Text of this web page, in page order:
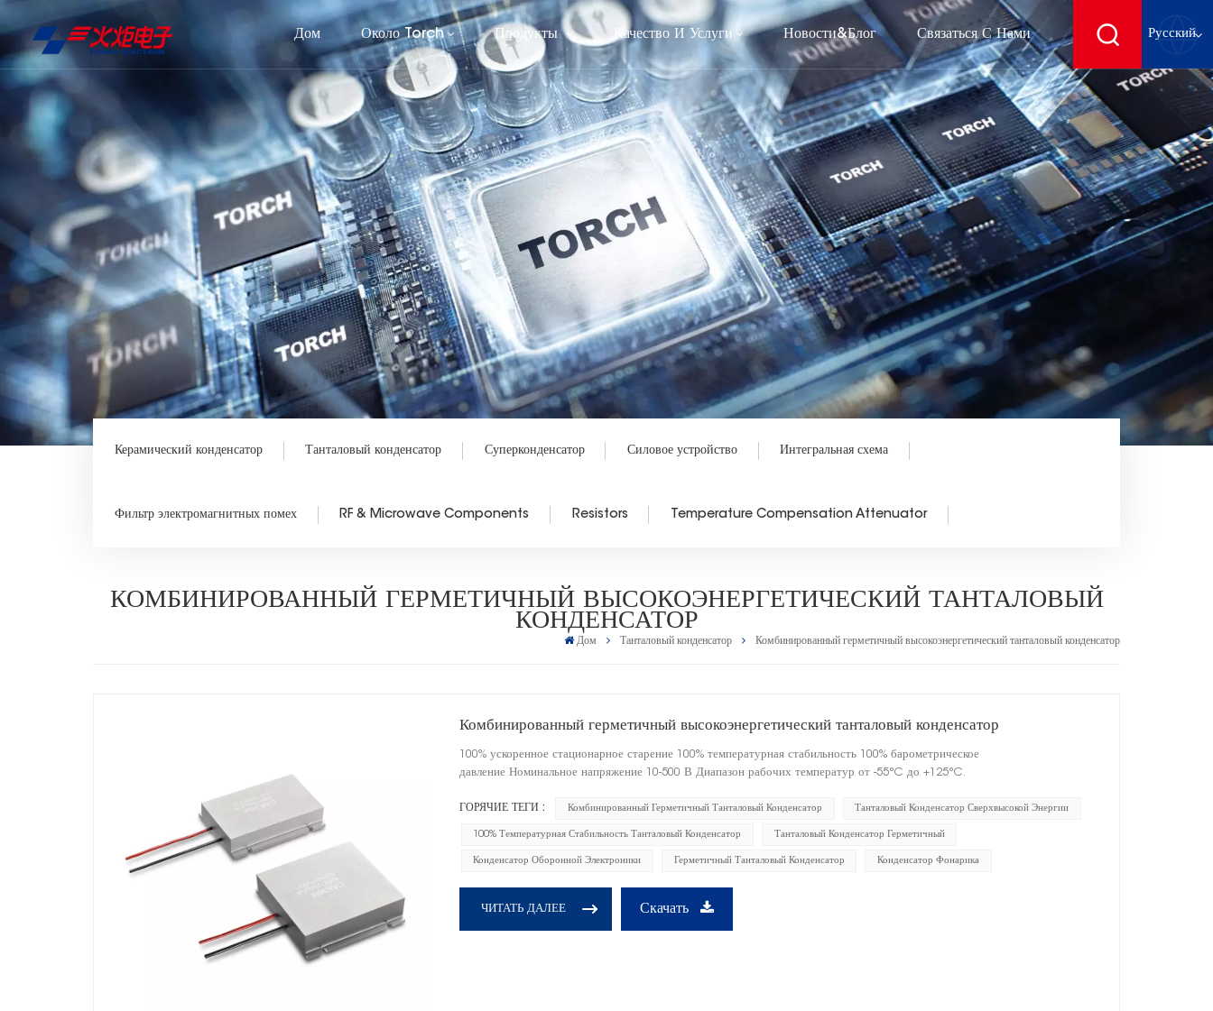
Дом Около Torch Продукты Качество И Услуги Новости&блог Связаться С Нами Русский
English
français
Deutsch
español
Керамический конденсатор Танталовый конденсатор Суперконденсатор Силовое устройство Интегральная схема
Фильтр электромагнитных помех RF & Microwave Components Resistors Temperature Compensation Attenuator
КОМБИНИРОВАННЫЙ ГЕРМЕТИЧНЫЙ ВЫСОКОЭНЕРГЕТИЧЕСКИЙ ТАНТАЛОВЫЙ
КОНДЕНСАТОР
Дом Танталовый конденсатор Комбинированный герметичный высокоэнергетический танталовый конденсатор
Комбинированный герметичный высокоэнергетический танталовый конденсатор
100% ускоренное стационарное старение 100% температурная стабильность 100% барометрическое
давление Номинальное напряжение 10-500 В Диапазон рабочих температур от -55°C до +125°C.
ГОРЯЧИЕ ТЕГИ : Комбинированный Герметичный Танталовый Конденсатор Танталовый Конденсатор Сверхвысокой Энергии
100% Температурная Стабильность Танталовый Конденсатор Танталовый Конденсатор Герметичный
Конденсатор Оборонной Электроники Герметичный Танталовый Конденсатор Конденсатор Фонарика
ЧИТАТЬ ДАЛЕЕ Скачать